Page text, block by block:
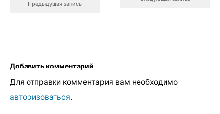
Предыдущая запись
Добавить комментарий
Для отправки комментария вам необходимо
авторизоваться.